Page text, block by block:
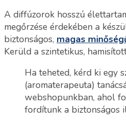
A diffúzorok hosszú
megőrzése érdekében a
biztonságos, magas
Kerüld a szintetikus,
Ha teheted, kérd ki egy
(aromaterapeuta)
webshopunkban, ahol
fordítunk a biztonságos